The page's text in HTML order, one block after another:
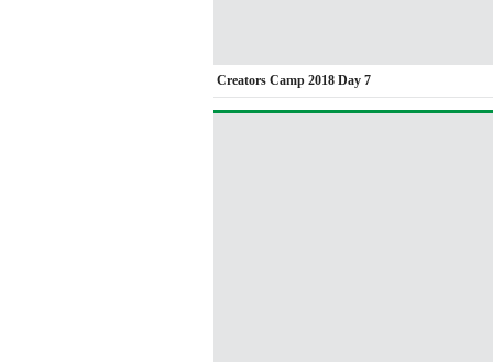
Creators Camp 2018 Day 7